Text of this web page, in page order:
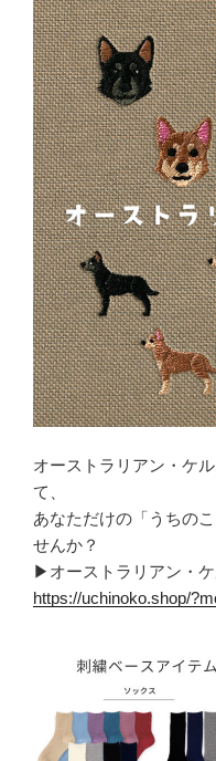
オーストラリアン・ケ
て、
あなただけの「うちの
せんか？
▶オーストラリアン・
https://uchinoko.shop/